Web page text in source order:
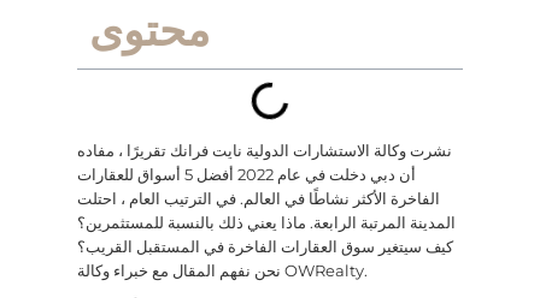
محتوى
نشرت وكالة الاستشارات الدولية نايت فرانك تقريرًا ، مفاده
أن دبي دخلت في عام 2022 أفضل 5 أسواق للعقارات
الفاخرة الأكثر نشاطًا في العالم. في الترتيب العام ، احتلت
المدينة المرتبة الرابعة. ماذا يعني ذلك بالنسبة للمستثمرين؟
كيف سيتغير سوق العقارات الفاخرة في المستقبل القريب؟
نحن نفهم المقال مع خبراء وكالة OWRealty.